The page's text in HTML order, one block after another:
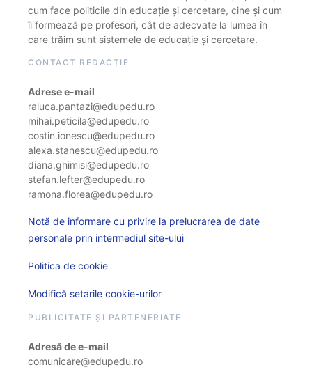
cum face politicile din educație și cercetare, cine și cum
îi formează pe profesori, cât de adecvate la lumea în
care trăim sunt sistemele de educație și cercetare.
CONTACT REDACȚIE
Adrese e-mail
raluca.pantazi@edupedu.ro
mihai.peticila@edupedu.ro
costin.ionescu@edupedu.ro
alexa.stanescu@edupedu.ro
diana.ghimisi@edupedu.ro
stefan.lefter@edupedu.ro
ramona.florea@edupedu.ro
Notă de informare cu privire la prelucrarea de date
personale prin intermediul site-ului
Politica de cookie
Modifică setarile cookie-urilor
PUBLICITATE ȘI PARTENERIATE
Adresă de e-mail
comunicare@edupedu.ro